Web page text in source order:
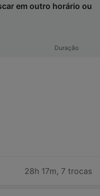
em outro horário ou
Duração
28h 17m, 7 trocas